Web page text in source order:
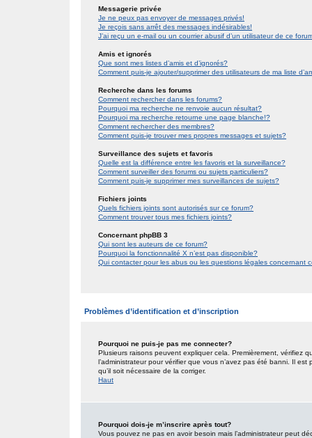
Messagerie privée
Je ne peux pas envoyer de messages privés!
Je reçois sans arrêt des messages indésirables!
J’ai reçu un e-mail ou un courrier abusif d’un utilisateur de ce
Amis et ignorés
Que sont mes listes d’amis et d’ignorés?
Comment puis-je ajouter/supprimer des utilisateurs de ma liste
Recherche dans les forums
Comment rechercher dans les forums?
Pourquoi ma recherche ne renvoie aucun résultat?
Pourquoi ma recherche retourne une page blanche!?
Comment rechercher des membres?
Comment puis-je trouver mes propres messages et sujets?
Surveillance des sujets et favoris
Quelle est la différence entre les favoris et la surveillance?
Comment surveiller des forums ou sujets particuliers?
Comment puis-je supprimer mes surveillances de sujets?
Fichiers joints
Quels fichiers joints sont autorisés sur ce forum?
Comment trouver tous mes fichiers joints?
Concernant phpBB 3
Qui sont les auteurs de ce forum?
Pourquoi la fonctionnalité X n’est pas disponible?
Qui contacter pour les abus ou les questions légales concernant
Problèmes d’identification et d’inscription
Pourquoi ne puis-je pas me connecter?
Plusieurs raisons peuvent expliquer cela. Premièrement, vérifiez
l’administrateur pour vérifier que vous n’avez pas été banni. Il
qu’il soit nécessaire de la corriger.
Haut
Pourquoi dois-je m’inscrire après tout?
Vous pouvez ne pas en avoir besoin mais l’administrateur peut